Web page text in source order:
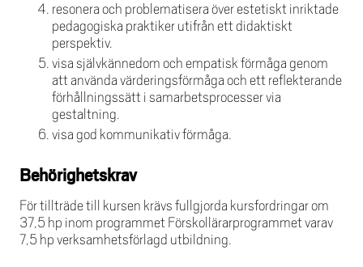
resonera och problematisera över estetiskt inriktade
pedagogiska praktiker utifrån ett didaktiskt
perspektiv.
visa självkännedom och empatisk förmåga genom
att använda värderingsförmåga och ett reflekterande
förhållningssätt i samarbetsprocesser via
gestaltning.
visa god kommunikativ förmåga.
Behörighetskrav
För tillträde till kursen krävs fullgjorda kursfordringar om
37,5 hp inom programmet Förskollärarprogrammet varav
7,5 hp verksamhetsförlagd utbildning.